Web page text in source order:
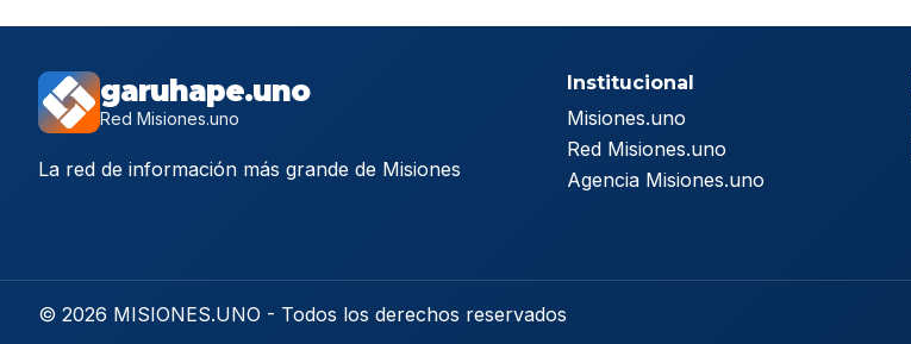
garuhape.uno
Red Misiones.uno
La red de información más grande de Misiones
Institucional
Misiones.uno
Red Misiones.uno
Agencia Misiones.uno
© 2026 MISIONES.UNO - Todos los derechos reservados